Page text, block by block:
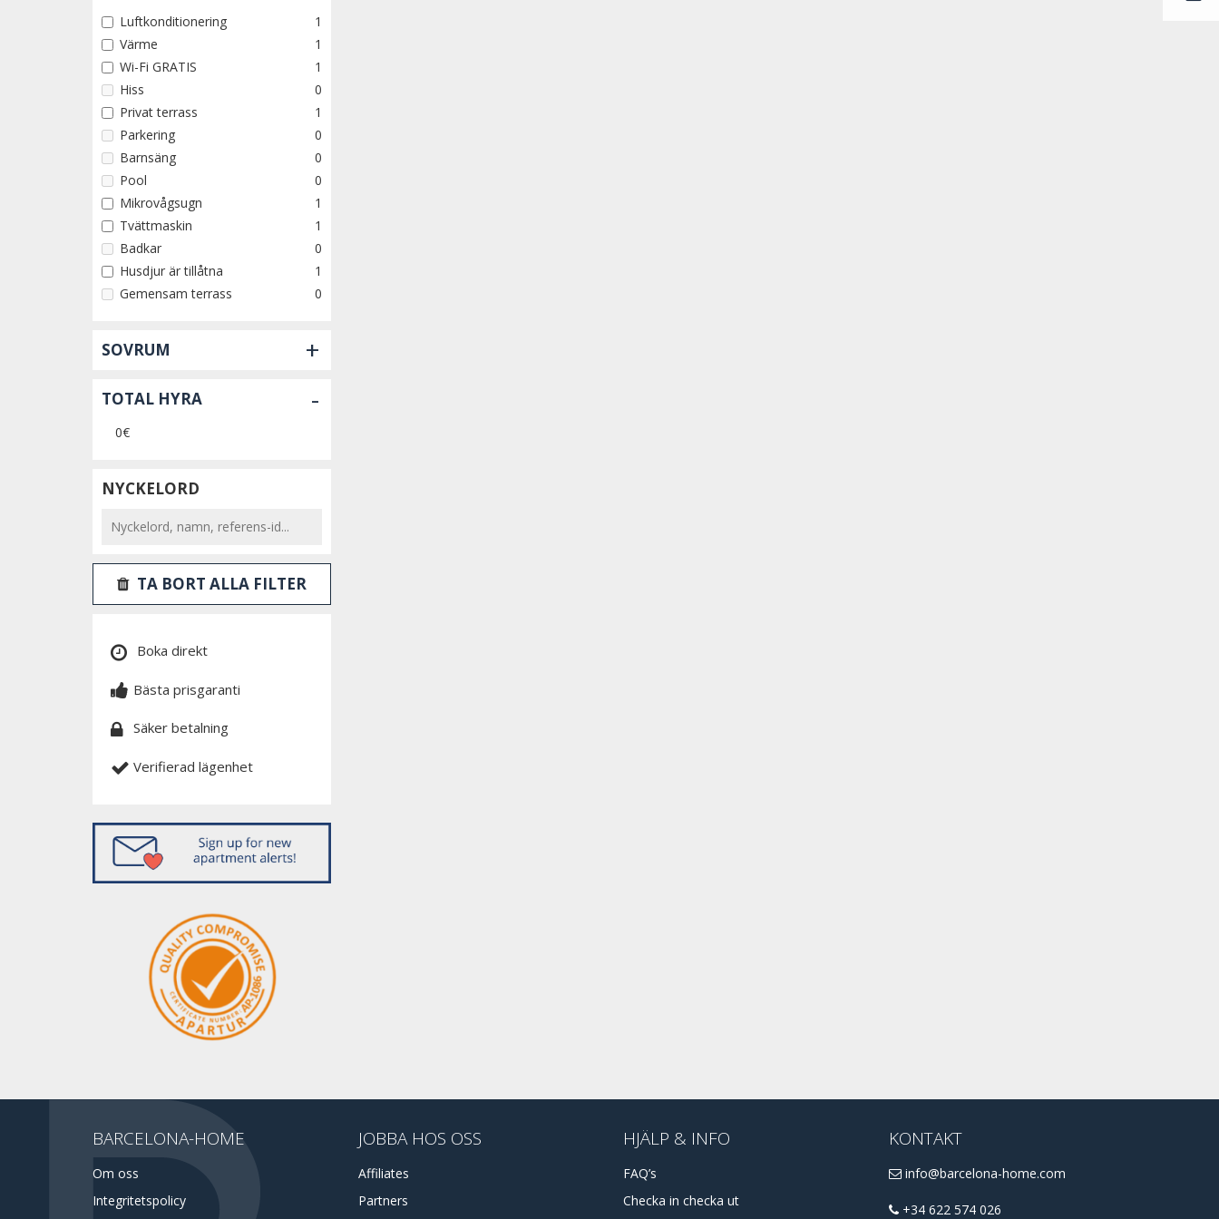
Luftkonditionering
1
Värme
1
Wi-Fi GRATIS
1
Hiss
0
Privat terrass
1
Parkering
0
Barnsäng
0
Pool
0
Mikrovågsugn
1
Tvättmaskin
1
Badkar
0
Husdjur är tillåtna
1
Gemensam terrass
0
SOVRUM +
TOTAL HYRA -
0€
NYCKELORD
TA BORT ALLA FILTER
Boka direkt
Bästa prisgaranti
Säker betalning
Verifierad lägenhet
BARCELONA-HOME
Om oss
Integritetspolicy
JOBBA HOS OSS
Affiliates
Partners
HJÄLP & INFO
FAQ’s
Checka in checka ut
KONTAKT
info@barcelona-home.com
+34 622 574 026